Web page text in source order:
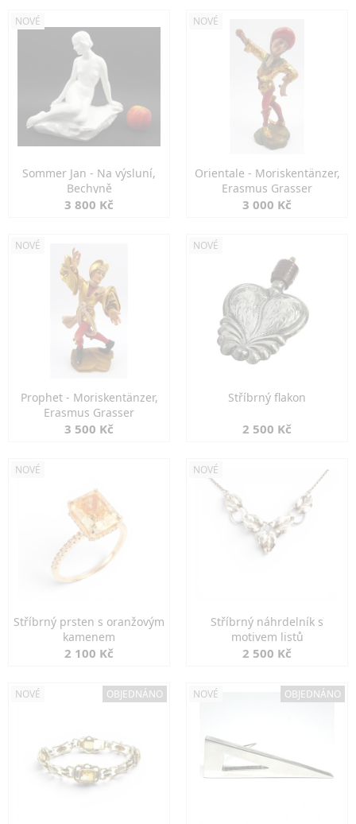
NOVÉ
Sommer Jan - Na výsluní,
Bechyně
3 800 Kč
NOVÉ
Orientale - Moriskentänzer,
Erasmus Grasser
3 000 Kč
NOVÉ
Prophet - Moriskentänzer,
Erasmus Grasser
3 500 Kč
NOVÉ
Stříbrný flakon
2 500 Kč
NOVÉ
Stříbrný prsten s oranžovým
kamenem
2 100 Kč
NOVÉ
Stříbrný náhrdelník s
motivem listů
2 500 Kč
NOVÉ OBJEDNÁNO NOVÉ OBJEDNÁNO